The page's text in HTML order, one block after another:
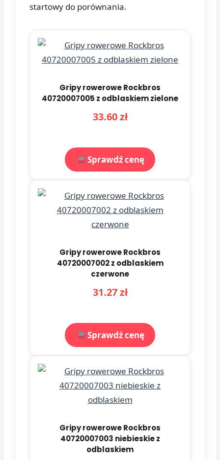
startowy do porównania.
Gripy rowerowe Rockbros
40720007005 z odblaskiem zielone
33.60 zł
Sprawdź cenę
Gripy rowerowe Rockbros
40720007002 z odblaskiem
czerwone
31.27 zł
Sprawdź cenę
Gripy rowerowe Rockbros
40720007003 niebieskie z
odblaskiem